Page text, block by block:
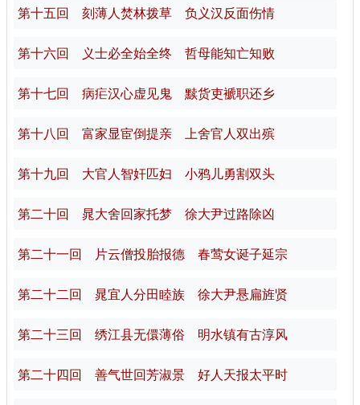
第十五回 刻薄人焚林拨草 负义汉反面伤情
第十六回 义士必全始全终 哲母能知亡知败
第十七回 病疟汉心虚见鬼 黩货吏褫职还乡
第十八回 富家显宦倒提亲 上舍官人双出殡
第十九回 大官人智奸匹妇 小鸦儿勇割双头
第二十回 晁大舍回家托梦 徐大尹过路除凶
第二十一回 片云僧投胎报德 春莺女诞子延宗
第二十二回 晁宜人分田睦族 徐大尹悬扁旌贤
第二十三回 绣江县无儇薄俗 明水镇有古淳风
第二十四回 善气世回芳淑景 好人天报太平时